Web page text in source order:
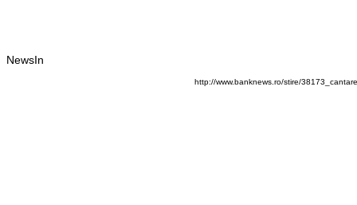
NewsIn
http://www.banknews.ro/stire/